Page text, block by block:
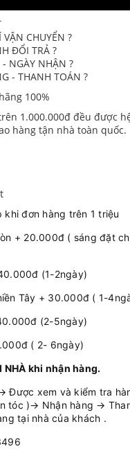
CHUYỂN ?
ĐỔI TRẢ ?
NGÀY NHẬN ?
- THANH TOÁN ?
100%
1.000.000đ đều được
hàng tận nhà toàn quốc.
khi đơn hàng trên 1 triệu
+ 20.000đ ( sáng đặt
(1-2ngày)
Tây + 30.000đ ( 1-
(2-5ngày)
( 2- 6ngày)
NHÀ khi nhận hàng.
Được xem và kiểm tra
tóc )→ Nhận hàng →
tại nhà của khách .